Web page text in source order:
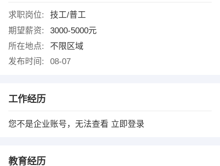
求职岗位:
技工/普工
期望薪资:
3000-5000元
所在地点:
不限区域
发布时间:
08-07
工作经历
您不是企业账号，无法查看 立即登录
教育经历